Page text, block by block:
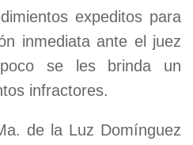
expeditos para
inmediata ante el juez
se les brinda un
infractores.
de la Luz Domínguez